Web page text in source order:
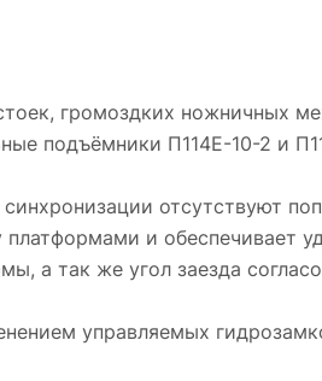
громоздких ножничных
подъёмники П114Е-10-2 и
отсутствуют
и обеспечивает
а так же угол заезда
управляемых